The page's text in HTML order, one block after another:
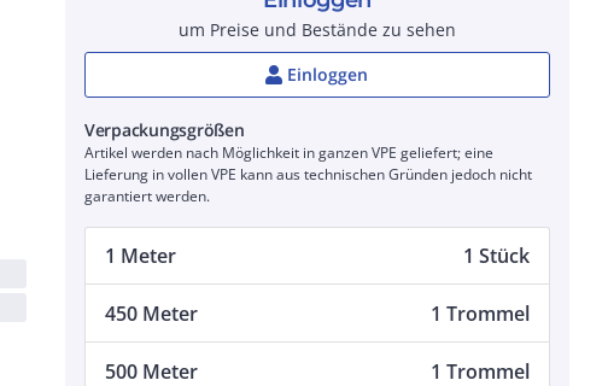
um Preise und Bestände zu sehen
Einloggen
Verpackungsgrößen
Artikel werden nach Möglichkeit in ganzen VPE geliefert; eine
Lieferung in vollen VPE kann aus technischen Gründen jedoch nicht
garantiert werden.
1 Meter 1 Stück
450 Meter 1 Trommel
500 Meter 1 Trommel